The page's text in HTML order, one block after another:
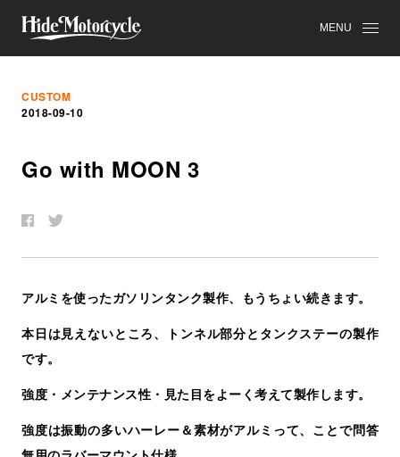
MENU
CUSTOM
2018-09-10
Go with MOON 3
アルミを使ったガソリンタンク製作、もうちょい続きます。
本日は見えないところ、トンネル部分とタンクステーの製作
です。
強度・メンテナンス性・見た目をよーく考えて製作します。
強度は振動の多いハーレー＆素材がアルミって、ことで問答